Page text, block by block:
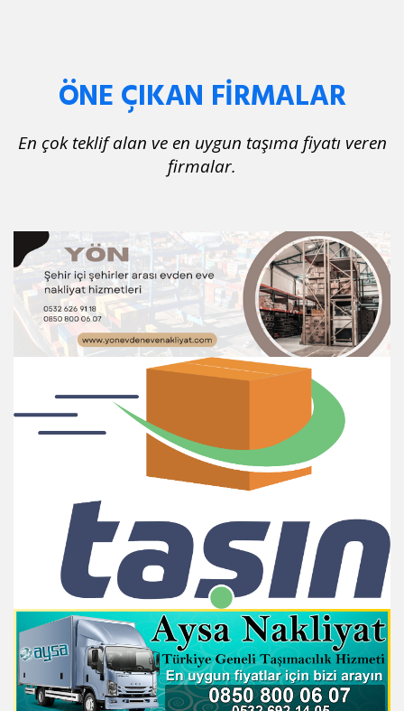
ÖNE ÇIKAN FİRMALAR
En çok teklif alan ve en uygun taşıma fiyatı veren
firmalar.